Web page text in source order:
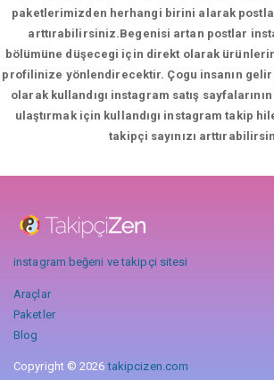
paketlerimizden herhangi birini alarak
arttırabilirsiniz.Begenisi artan postlar
bölümüne düşecegi için direkt olarak
profilinize yönlendirecektir. Çogu insanın gelir
olarak kullandıgı instagram satış
ulaştırmak için kullandıgı instagram takip
takipçi sayınızı
instagram beğeni ve takipçi sitesi
Araçlar
Paketler
Blog
Copyright © 2026takipcizen.com